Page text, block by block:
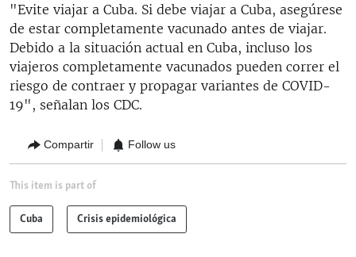
"Evite viajar a Cuba. Si debe viajar a Cuba, asegúrese
de estar completamente vacunado antes de viajar.
Debido a la situación actual en Cuba, incluso los
viajeros completamente vacunados pueden correr el
riesgo de contraer y propagar variantes de COVID-
19", señalan los CDC.
Compartir Follow us
This item is part of
Cuba Crisis epidemiológica